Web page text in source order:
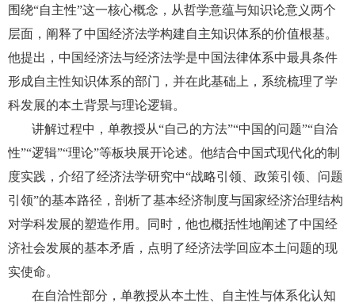
围绕“自主性”这一核心概念，从哲学意蕴与知识论意义两个
层面，阐释了中国经济法学构建自主知识体系的价值根基。
他提出，中国经济法与经济法学是中国法律体系中最具条件
形成自主性知识体系的部门，并在此基础上，系统梳理了学
科发展的本土背景与理论逻辑。
讲解过程中，单教授从“自己的方法”“中国的问题”“自洽
性”“逻辑”“理论”等板块展开论述。他结合中国式现代化的制
度实践，介绍了经济法学研究中“战略引领、政策引领、问题
引领”的基本路径，剖析了基本经济制度与国家经济治理结构
对学科发展的塑造作用。同时，他也概括性地阐述了中国经
济社会发展的基本矛盾，点明了经济法学回应本土问题的现
实使命。
在自洽性部分，单教授从本土性、自主性与体系化认知